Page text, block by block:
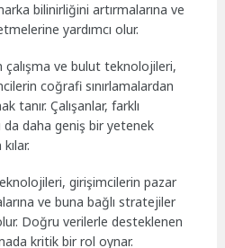
bilinirliğini artırmalarına ve
yardımcı olur.
çalışma ve bulut teknolojileri,
coğrafi sınırlamalardan
tanır. Çalışanlar, farklı
daha geniş bir yetenek
girişimcilerin pazar
ve buna bağlı stratejiler
Doğru verilerle desteklenen
kritik bir rol oynar.